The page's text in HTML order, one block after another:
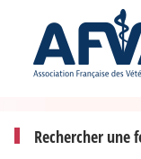
Rechercher une